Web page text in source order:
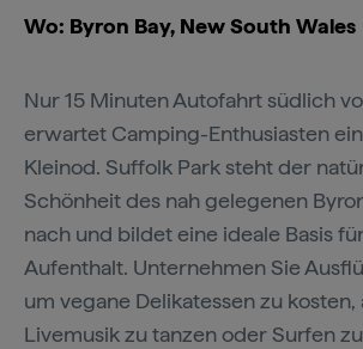
Wo: Byron Bay, New South Wales
Nur 15 Minuten Autofahrt südlich
erwartet Camping-Enthusiasten
Kleinod. Suffolk Park steht der
Schönheit des nah gelegenen
nach und bildet eine ideale Basis
Aufenthalt. Unternehmen Sie
um vegane Delikatessen zu
Livemusik zu tanzen oder Surfen